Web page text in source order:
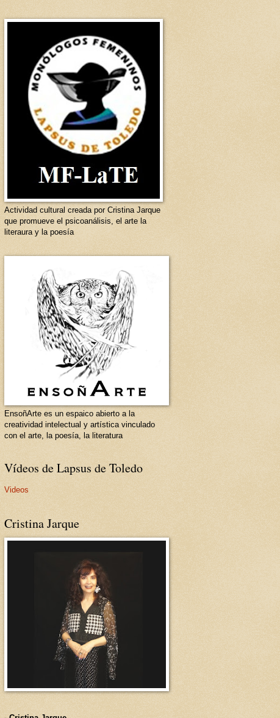
Actividad cultural creada por Cristina Jarque
que promueve el psicoanálisis, el arte la
literaura y la poesía
EnsoñArte es un espaico abierto a la
creatividad intelectual y artística vinculado
con el arte, la poesía, la literatura
Vídeos de Lapsus de Toledo
Videos
Cristina Jarque